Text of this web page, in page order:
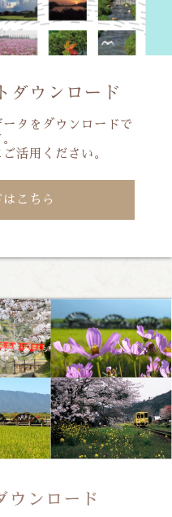
タをダウンロードで
活用ください。
こちら